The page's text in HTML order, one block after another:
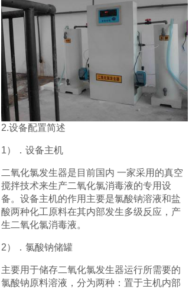
2.设备配置简述
1）．设备主机
二氧化氯发生器是目前国内 一家采用的真空
搅拌技术来生产二氧化氯消毒液的专用设
备。设备主机的作用主要是氯酸钠溶液和盐
酸两种化工原料在其内部发生多级反应，产
生二氧化氯消毒液。
2）．氯酸钠储罐
主要用于储存二氧化氯发生器运行所需要的
氯酸钠原料溶液，分为两种：置于主机内部